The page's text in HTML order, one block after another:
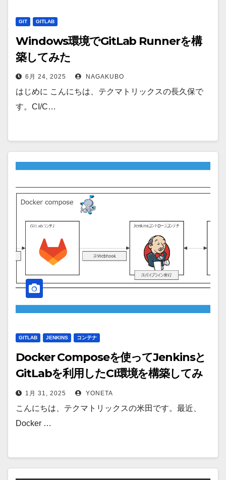
GIT GITLAB
Windows環境でGitLab Runnerを構
築してみた
6月 24, 2025 NAGAKUBO
はじめに こんにちは、テクマトリックスの長久保で
す。CI/C…
GITLAB JENKINS コンテナ
Docker Composeを使ってJenkinsと
GitLabを利用したCI環境を構築してみ
た1月 31, 2025 YONETA
こんにちは、テクマトリックスの米田です。最近、
Docker …